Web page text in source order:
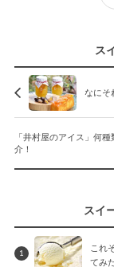
ス
なにそ
「井村屋のアイス」何
介！
スイ
1
これ
てみ